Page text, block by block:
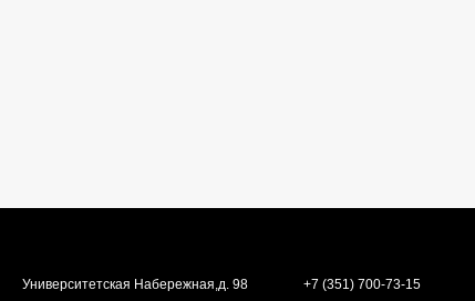
Университетская Набережная,д. 98 +7 (351) 700-73-15